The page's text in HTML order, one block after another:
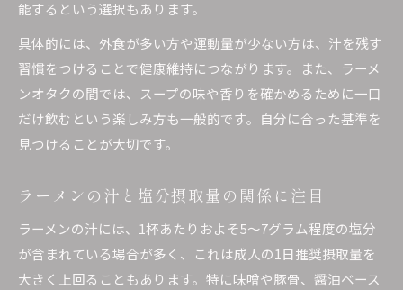
能するという選択もあります。
具体的には、外食が多い方や運動量が少ない方は、汁を残す
習慣をつけることで健康維持につながります。また、ラーメ
ンオタクの間では、スープの味や香りを確かめるために一口
だけ飲むという楽しみ方も一般的です。自分に合った基準を
見つけることが大切です。
ラーメンの汁と塩分摂取量の関係に注目
ラーメンの汁には、1杯あたりおよそ5～7グラム程度の塩分
が含まれている場合が多く、これは成人の1日推奨摂取量を
大きく上回ることもあります。特に味噌や豚骨、醤油ベース